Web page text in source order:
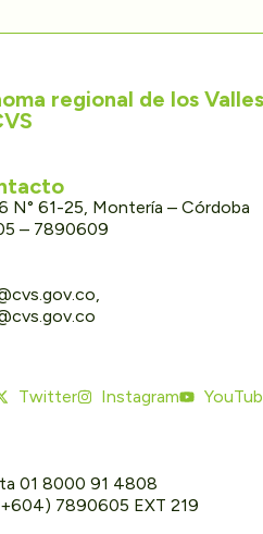
regional de los
N° 61-25, Montería – Córdoba
– 7890609
Twitter Instagram
01 8000 91 4808
7890605 EXT 219